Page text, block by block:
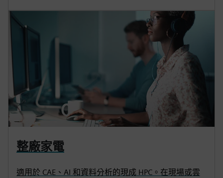
整廠家電
適用於 CAE、AI 和資料分析的現成 HPC。在現場或雲